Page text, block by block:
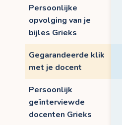
Persoonlijke
opvolging van je
bijles Grieks
Gegarandeerde klik
met je docent
Persoonlijk
geïnterviewde
docenten Grieks